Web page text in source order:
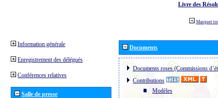
Livre des
Masquer
Information générale
Enregistrement des délégués
Conférences relatives
Salle de presse
Documents
Documents roses (Commissions
Contributions
Modèles